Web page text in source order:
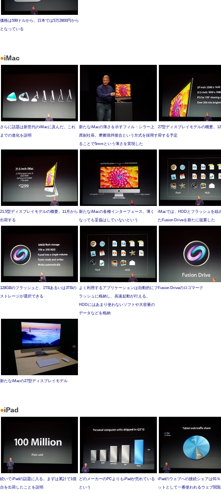
価格は599ドルから。日本では5万2800円から
となっている
●iMac
さらに話題は新世代のiMacに及んだ。これ
までの進化を説明
新たなiMacの薄さを示すフィル・シラー上
席副社長。摩擦撹拌接合という方式を採用す
ることで5mmという薄さを実現した
27型ディスプレイモデルの概要。
荷する予定
21.5型ディスプレイモデルの概要。11月から
出荷する
新たなiMacの各種インターフェース。薄く
なっても妥協はしていないという
iMacでは、HDDとフラッシュを組
たFusion Driveを新たに提案した
128GBのフラッシュと、1TBあるいは3TBの
ストレージが選択できる
よく利用するアプリケーションは自動的にフ
ラッシュに格納し、高速起動が行える。
HDDにはあまり使わないソフトや大容量の
データなどを格納
Fusion Driveのロゴマーク
新たなiMacの27型ディスプレイモデル
●iPad
続いてiPadの話題に入る。まずは累計で1億
台を出荷したことを説明
どのメーカーのPCよりもiPadが売れている
という
iPadのウェブへの接続シェアは91
ットとして一番使われるウェブ閲